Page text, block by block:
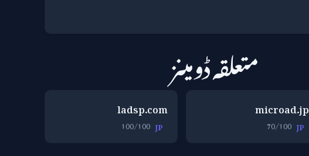
متعلقہ ڈومینز
microad.jp
JP
70/100
ladsp.com
JP
100/100